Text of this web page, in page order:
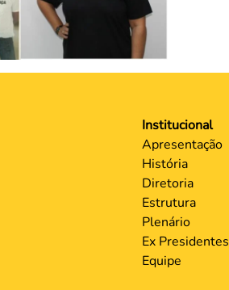
Institucional
Apresentação
História
Diretoria
Estrutura
Plenário
Ex Presidentes
Equipe